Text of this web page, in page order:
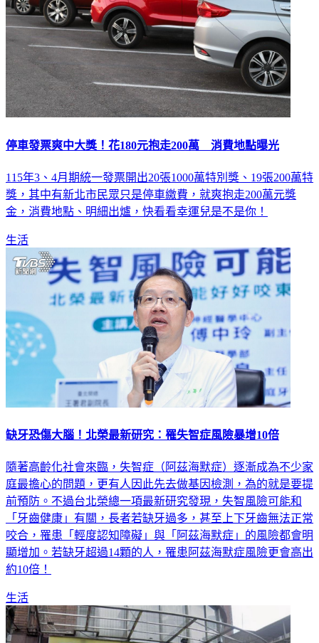
停車發票爽中大獎！花180元抱走200萬 消費地點曝光
115年3、4月期統一發票開出20張1000萬特別獎、19張200萬特
獎，其中有新北市民眾只是停車繳費，就爽抱走200萬元獎
金，消費地點、明細出爐，快看看幸運兒是不是你！
生活
缺牙恐傷大腦！北榮最新研究：罹失智症風險暴增10倍
隨著高齡化社會來臨，失智症（阿茲海默症）逐漸成為不少家
庭最擔心的問題，更有人因此先去做基因檢測，為的就是要提
前預防。不過台北榮總一項最新研究發現，失智風險可能和
「牙齒健康」有關，長者若缺牙過多，甚至上下牙齒無法正常
咬合，罹患「輕度認知障礙」與「阿茲海默症」的風險都會明
顯增加。若缺牙超過14顆的人，罹患阿茲海默症風險更會高出
約10倍！
生活